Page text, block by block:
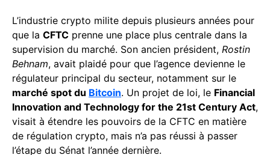
L’industrie crypto milite depuis plusieurs années pour
que la CFTC prenne une place plus centrale dans la
supervision du marché. Son ancien président, Rostin
Behnam, avait plaidé pour que l’agence devienne le
régulateur principal du secteur, notamment sur le
marché spot du Bitcoin. Un projet de loi, le Financial
Innovation and Technology for the 21st Century Act,
visait à étendre les pouvoirs de la CFTC en matière
de régulation crypto, mais n’a pas réussi à passer
l’étape du Sénat l’année dernière.